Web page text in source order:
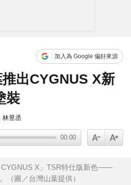
加入為 Google 偏好來源
出CYGNUS X新
裝
林昱丞
00:00
CYGNUS X」TSR特仕版新色——
（圖／台灣山葉提供）